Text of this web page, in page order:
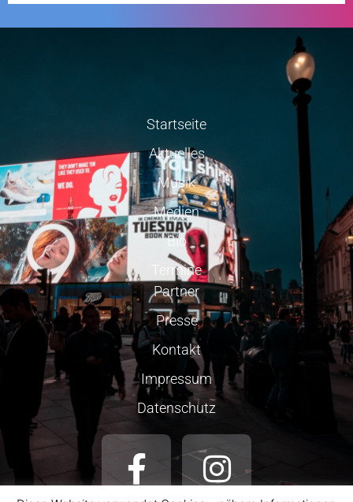
Startseite
Aktuelles
Musik
Medien
Bio
Termine
Partner
Presse
Kontakt
Impressum
Datenschutz